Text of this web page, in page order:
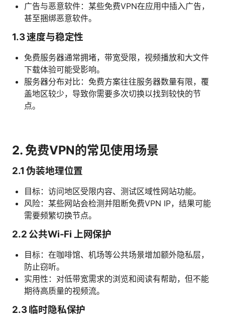
广告与恶意软件：某些免费VPN在应用中插入广告，
甚至捆绑恶意软件。
1.3 速度与稳定性
免费服务器通常拥堵，带宽受限，视频播放和大文件
下载体验可能受影响。
服务器分布对比：免费方案往往服务器数量有限，覆
盖地区较少，导致你需要多次切换以找到较快的节
点。
2. 免费VPN的常见使用场景
2.1 伪装地理位置
目标：访问地区受限内容、测试区域性网站功能。
风险：某些网站会检测并阻断免费VPN IP，结果可能
需要频繁切换节点。
2.2 公共Wi-Fi 上网保护
目标：在咖啡馆、机场等公共场景增加额外隐私层，
防止窃听。
实用性：对低带宽需求的浏览和阅读有帮助，但不能
期待高质量的视频流。
2.3 临时隐私保护